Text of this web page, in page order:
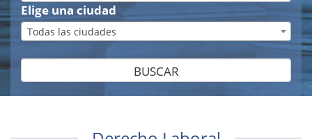
Elige una ciudad
Todas las ciudades
BUSCAR